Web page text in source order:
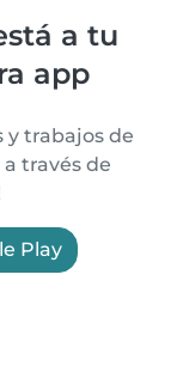
a tu
app
y trabajos de
través de
Play